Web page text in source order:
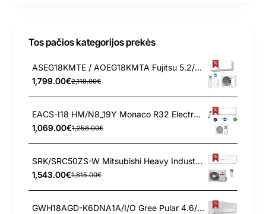
Tos pačios kategorijos prekės
ASEG18KMTE / AOEG18KMTA Fujitsu 5.2/6.3 kW kondicionierius
1,799.00€2,118.00€
EACS-I18 HM/N8_19Y Monaco R32 Electrolux 4.6/5.2 kW kondicionierius
1,069.00€1,258.00€
SRK/SRC50ZS-W Mitsubishi Heavy Industries 5.0/5.8 kW oro kondicionierius – šilumos siurblys
1,543.00€1,815.00€
GWH18AGD-K6DNA1A/I/O Gree Pular 4.6/5.2 kW oro kondicionierius